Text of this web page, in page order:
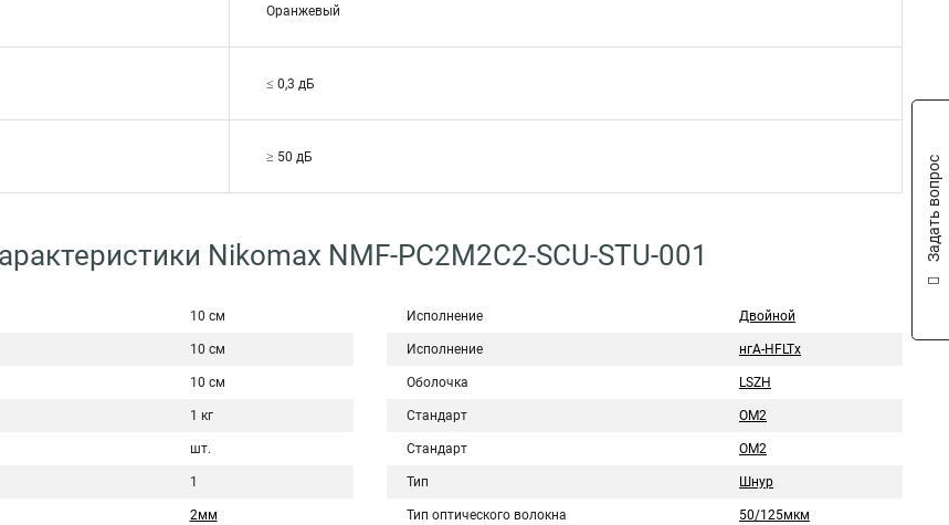
Оранжевый
≤ 0,3 дБ
≥ 50 дБ
Nikomax NMF-PC2M2C2-SCU-STU-001
10 см
10 см
10 см
1 кг
шт.
1
2мм
Исполнение Двойной
Исполнение нгА-HFLTx
Оболочка LSZH
Стандарт OM2
Стандарт ОМ2
Тип Шнур
Тип оптического волокна 50/125мкм
Задать вопрос